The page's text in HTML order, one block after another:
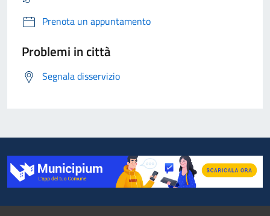
Prenota un appuntamento
Problemi in città
Segnala disservizio